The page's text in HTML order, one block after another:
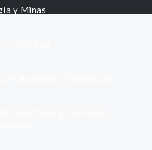
y Minas